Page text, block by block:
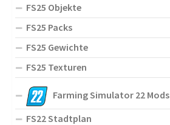
FS25 Objekte
FS25 Packs
FS25 Gewichte
FS25 Texturen
Farming Simulator 22 Mods
FS22 Stadtplan